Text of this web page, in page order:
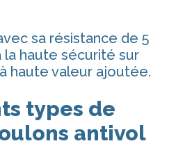
sa résistance de 5
haute sécurité sur
haute valeur ajoutée.
types de
antivol